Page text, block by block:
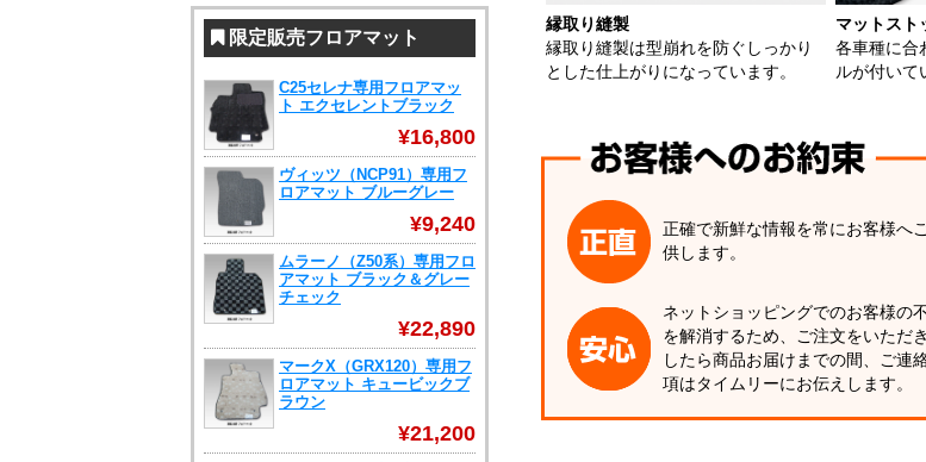
縁取り縫製
縁取り縫製は型崩れを防ぐしっかり
とした仕上がりになっています。
マットスト
各車種に合
ルが付いて
正確で新鮮な情報を常にお客様へ
供します。
ネットショッピングでのお客様の
を解消するため、ご注文をいただ
したら商品お届けまでの間、ご連
項はタイムリーにお伝えします。
限定販売フロアマット
C25セレナ専用フロアマッ
ト エクセレントブラック
¥16,800
ヴィッツ（NCP91）専用フ
ロアマット ブルーグレー
¥9,240
ムラーノ（Z50系）専用フロ
アマット ブラック＆グレー
チェック
¥22,890
マークX（GRX120）専用フ
ロアマット キュービックブ
ラウン
¥21,200